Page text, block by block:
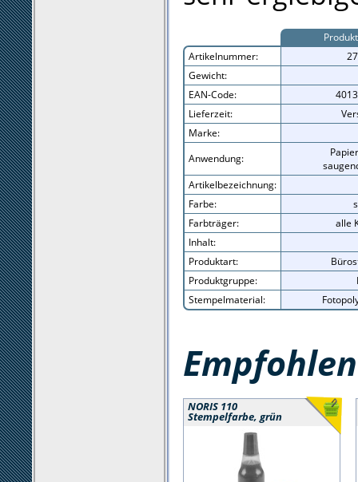
Artikelnummer:
Gewicht:
EAN-Code:
Lieferzeit:
Marke:
Anwendung:
Artikelbezeichnung:
Farbe:
Farbträger:
alle
Inhalt:
Produktart:
Produktgruppe:
Stempelmaterial:
NORIS 110
Stempelfarbe, grün